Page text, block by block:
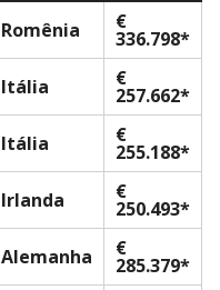
Romênia €
336.798*
Itália €
257.662*
Itália €
255.188*
Irlanda €
250.493*
Alemanha €
285.379*